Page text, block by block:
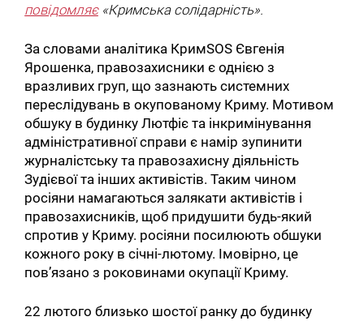
повідомляє«Кримська солідарність».
За словами аналітика КримSOS Євгенія
Ярошенка, правозахисники є однією з
вразливих груп, що зазнають системних
переслідувань в окупованому Криму. Мотивом
обшуку в будинку Лютфіє та інкримінування
адміністративної справи є намір зупинити
журналістську та правозахисну діяльність
Зудієвої та інших активістів. Таким чином
росіяни намагаються залякати активістів і
правозахисників, щоб придушити будь-який
спротив у Криму. росіяни посилюють обшуки
кожного року в січні-лютому. Імовірно, це
пов’язано з роковинами окупації Криму.
22 лютого близько шостої ранку до будинку